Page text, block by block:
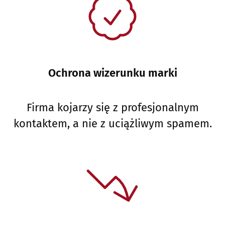
Ochrona wizerunku marki
Firma kojarzy się z profesjonalnym
kontaktem, a nie z uciążliwym spamem.